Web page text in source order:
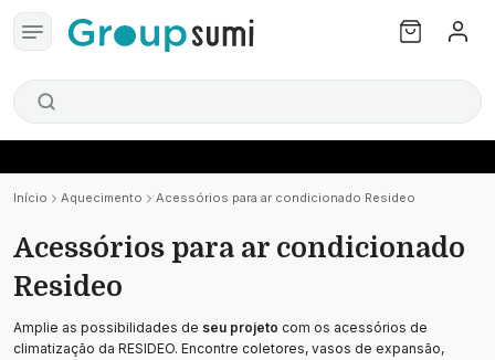
Início Aquecimento Acessórios para ar condicionado Resideo
Acessórios para ar condicionado
Resideo
Amplie as possibilidades de seu projeto com os acessórios de
climatização da RESIDEO. Encontre coletores, vasos de expansão,